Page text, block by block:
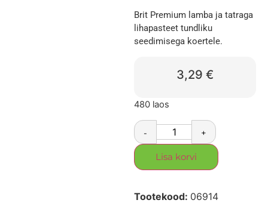
Brit Premium lamba ja tatraga
lihapasteet tundliku
seedimisega koertele.
3,29 €
480 laos
- +
Lisa korvi
Tootekood: 06914